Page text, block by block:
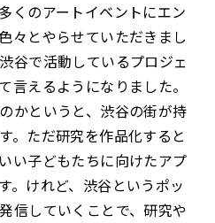
くのアートイベントにエン
々とやらせていただきまし
谷で活動しているプロジェ
言えるようになりました。
かというと、渋谷の街が持
。ただ研究を作品化すると
い子どもたちに向けたアプ
。けれど、渋谷というポッ
信していくことで、研究や